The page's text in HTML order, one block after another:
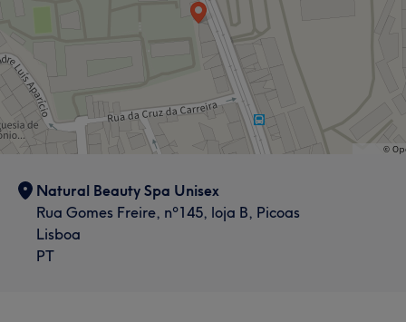
Natural Beauty Spa Unisex
Rua Gomes Freire, nº145, loja B, Picoas
Lisboa
PT